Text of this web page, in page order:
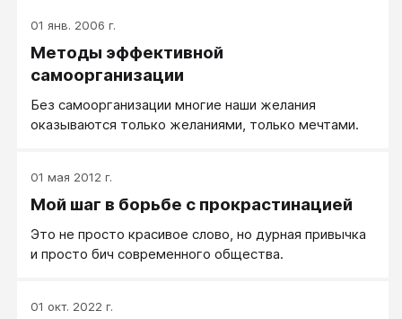
01 янв. 2006 г.
Методы эффективной
самоорганизации
Без самоорганизации многие наши желания
оказываются только желаниями, только мечтами.
01 мая 2012 г.
Мой шаг в борьбе с прокрастинацией
Это не просто красивое слово, но дурная привычка
и просто бич современного общества.
01 окт. 2022 г.